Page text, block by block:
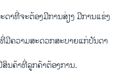
າທີ່​ຈະ​ຕ້ອງ​ມີ​ການສ່ຽງ ​ມີ​ການ​ແຂ່ງ​
ມີ​ຄວາມ​ສ​ະ​ດວກສະບາຍແກ່ບັນ​ດາ​
ນ​ຄ້າ​ທີ່​ລູກ​ຄ້າ​ຕ້ອງ​ການ​.